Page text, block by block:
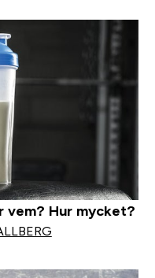
vem? Hur mycket?